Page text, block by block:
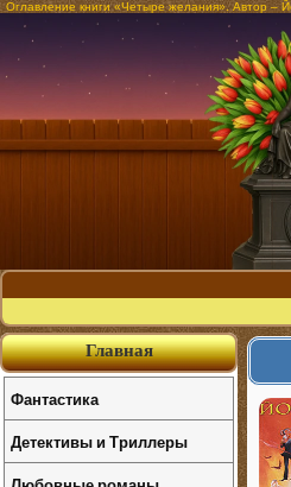
Оглавление книги «Четыре желания». Автор –
Главная
Фантастика
Детективы и Триллеры